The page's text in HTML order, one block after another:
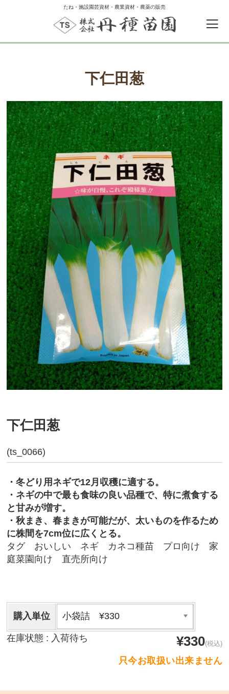
たね・施設園芸資材・農業資材・農薬の販売
ゲスト ログイン 新規会員登録
カートの中 0
お店のご紹介
チェーンポット播種サービス
取り扱い商品・メーカー
下仁田葱
下仁田葱
(ts_0066)
・冬どり用ネギで12月収穫に適する。
・ネギの中で最も食味の良い品種で、特に煮食する
と甘みが増す。
・秋まき、春まきが可能だが、太いものを作るため
に株間を7cm位に広くとる。
タグ おいしい ネギ カネコ種苗 プロ向け 家
庭菜園向け 直売所向け
購入単位
在庫状態 : 入荷待ち ¥330(税込)
只今お取扱い出来ません